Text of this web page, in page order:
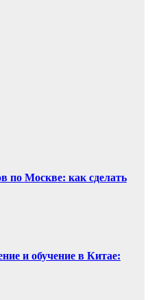
по Москве: как сделать
и обучение в Китае: